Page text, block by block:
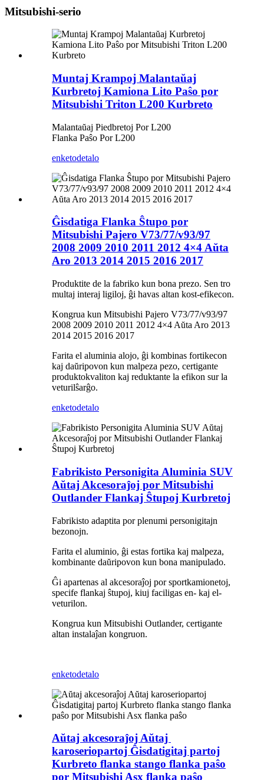
Mitsubishi-serio
Muntaj Krampoj Malantaŭaj
Kurbretoj Kamiona Lito Paŝo por
Mitsubishi Triton L200 Kurbreto
Malantaŭaj Piedbretoj Por L200
Flanka Paŝo Por L200
enketodetalo
Ĝisdatiga Flanka Ŝtupo por
Mitsubishi Pajero V73/77/v93/97
2008 2009 2010 2011 2012 4×4 Aŭta
Aro 2013 2014 2015 2016 2017
Produktite de la fabriko kun bona prezo. Sen tro
multaj interaj ligiloj, ĝi havas altan kost-efikecon.
Kongrua kun Mitsubishi Pajero V73/77/v93/97
2008 2009 2010 2011 2012 4×4 Aŭta Aro 2013
2014 2015 2016 2017
Farita el aluminia alojo, ĝi kombinas fortikecon
kaj daŭripovon kun malpeza pezo, certigante
produktokvaliton kaj reduktante la efikon sur la
veturilŝarĝo.
enketodetalo
Fabrikisto Personigita Aluminia SUV
Aŭtaj ​​Akcesoraĵoj por Mitsubishi
Outlander Flankaj Ŝtupoj Kurbretoj
Fabrikisto adaptita por plenumi personigitajn
bezonojn.
Farita el aluminio, ĝi estas fortika kaj malpeza,
kombinante daŭripovon kun bona manipulado.
Ĝi apartenas al akcesoraĵoj por sportkamionetoj,
specife flankaj ŝtupoj, kiuj faciligas en- kaj el-
veturilon.
Kongrua kun Mitsubishi Outlander, certigante
altan instalaĵan kongruon.
enketodetalo
Aŭtaj ​​akcesoraĵoj Aŭtaj ​​
karoseriopartoj Ĝisdatigitaj partoj
Kurbreto flanka stango flanka paŝo
por Mitsubishi Asx flanka paŝo